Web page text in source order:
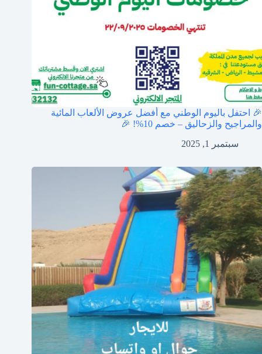
🎉 احتفل باليوم الوطني مع أفضل عروض الألعاب المائية
والمراجيح والزحاليق – خصم 10%! 🎉
سبتمبر 1, 2025